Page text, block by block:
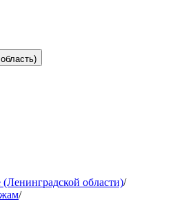
области)/
/